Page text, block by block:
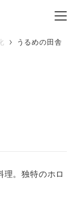
うるめの田舎
理。独特のホロ